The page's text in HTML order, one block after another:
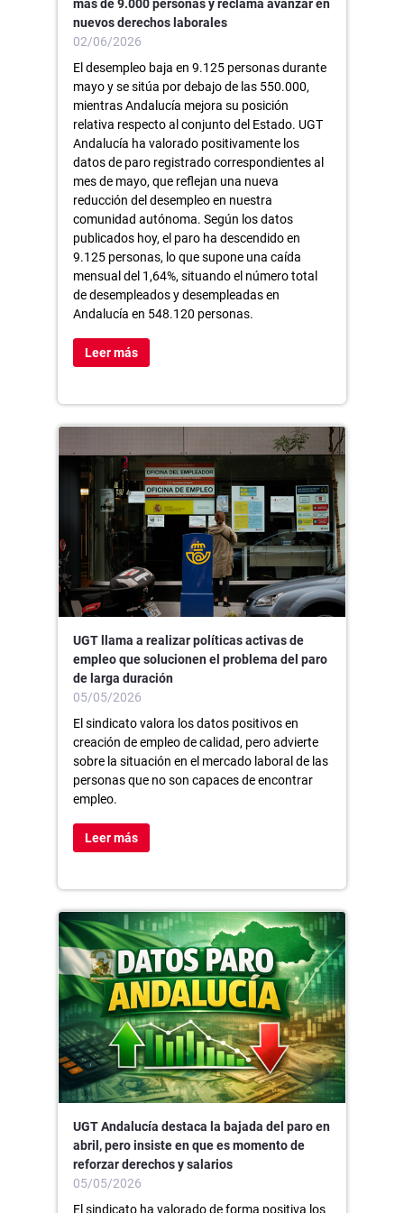
más de 9.000 personas y reclama avanzar en
nuevos derechos laborales
02/06/2026
El desempleo baja en 9.125 personas durante
mayo y se sitúa por debajo de las 550.000,
mientras Andalucía mejora su posición
relativa respecto al conjunto del Estado. UGT
Andalucía ha valorado positivamente los
datos de paro registrado correspondientes al
mes de mayo, que reflejan una nueva
reducción del desempleo en nuestra
comunidad autónoma. Según los datos
publicados hoy, el paro ha descendido en
9.125 personas, lo que supone una caída
mensual del 1,64%, situando el número total
de desempleados y desempleadas en
Andalucía en 548.120 personas.
Leer más
UGT llama a realizar políticas activas de
empleo que solucionen el problema del paro
de larga duración
05/05/2026
El sindicato valora los datos positivos en
creación de empleo de calidad, pero advierte
sobre la situación en el mercado laboral de las
personas que no son capaces de encontrar
empleo.
Leer más
UGT Andalucía destaca la bajada del paro en
abril, pero insiste en que es momento de
reforzar derechos y salarios
05/05/2026
El sindicato ha valorado de forma positiva los